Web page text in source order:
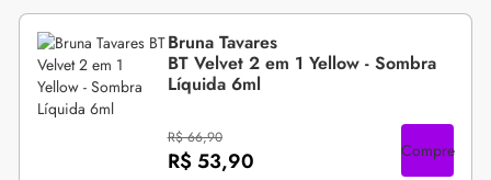
Bruna Tavares
BT Velvet 2 em 1 Yellow - Sombra
Líquida 6ml
R$ 66,90
R$ 53,90 Compre